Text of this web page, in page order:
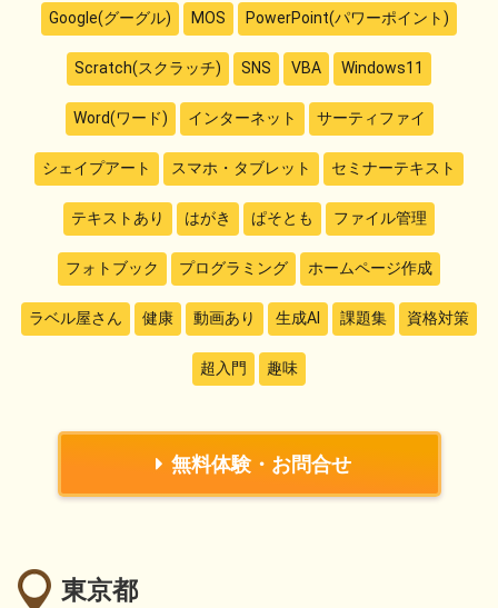
Google(グーグル) MOS PowerPoint(パワーポイント)
Scratch(スクラッチ) SNS VBA Windows11
Word(ワード) インターネット サーティファイ
シェイプアート スマホ・タブレット セミナーテキスト
テキストあり はがき ぱそとも ファイル管理
フォトブック プログラミング ホームページ作成
ラベル屋さん 健康 動画あり 生成AI 課題集 資格対策
超入門 趣味
無料体験・お問合せ
東京都